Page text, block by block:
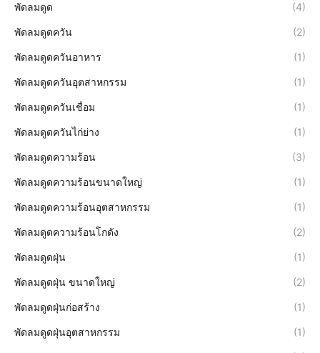
พัดลมดูด (4)
พัดลมดูดควัน (2)
พัดลมดูดควันอาหาร (1)
พัดลมดูดควันอุตสาหกรรม (1)
พัดลมดูดควันเชื่อม (1)
พัดลมดูดควันไก่ย่าง (1)
พัดลมดูดความร้อน (3)
พัดลมดูดความร้อนขนาดใหญ่ (1)
พัดลมดูดความร้อนอุตสาหกรรม (1)
พัดลมดูดความร้อนโกดัง (2)
พัดลมดูดฝุ่น (1)
พัดลมดูดฝุ่น ขนาดใหญ่ (2)
พัดลมดูดฝุ่นก่อสร้าง (1)
พัดลมดูดฝุ่นอุตสาหกรรม (1)